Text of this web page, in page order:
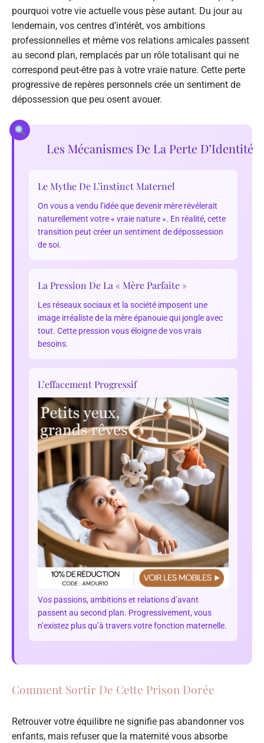
pourquoi votre vie actuelle vous pèse autant. Du jour au
lendemain, vos centres d’intérêt, vos ambitions
professionnelles et même vos relations amicales passent
au second plan, remplacés par un rôle totalisant qui ne
correspond peut-être pas à votre vraie nature. Cette perte
progressive de repères personnels crée un sentiment de
dépossession que peu osent avouer.
Les Mécanismes De La Perte D’Identité
Le Mythe De L’instinct Maternel
On vous a vendu l’idée que devenir mère révélerait
naturellement votre « vraie nature ». En réalité, cette
transition peut créer un sentiment de dépossession
de soi.
La Pression De La « Mère Parfaite »
Les réseaux sociaux et la société imposent une
image irréaliste de la mère épanouie qui jongle avec
tout. Cette pression vous éloigne de vos vrais
besoins.
L’effacement Progressif
Vos passions, ambitions et relations d’avant
passent au second plan. Progressivement, vous
n’existez plus qu’à travers votre fonction maternelle.
Comment Sortir De Cette Prison Dorée
Retrouver votre équilibre ne signifie pas abandonner vos
enfants, mais refuser que la maternité vous absorbe